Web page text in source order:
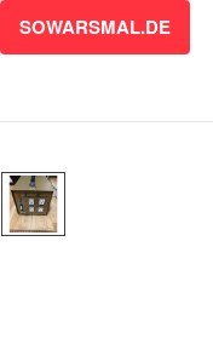
SOWARSMAL.DE